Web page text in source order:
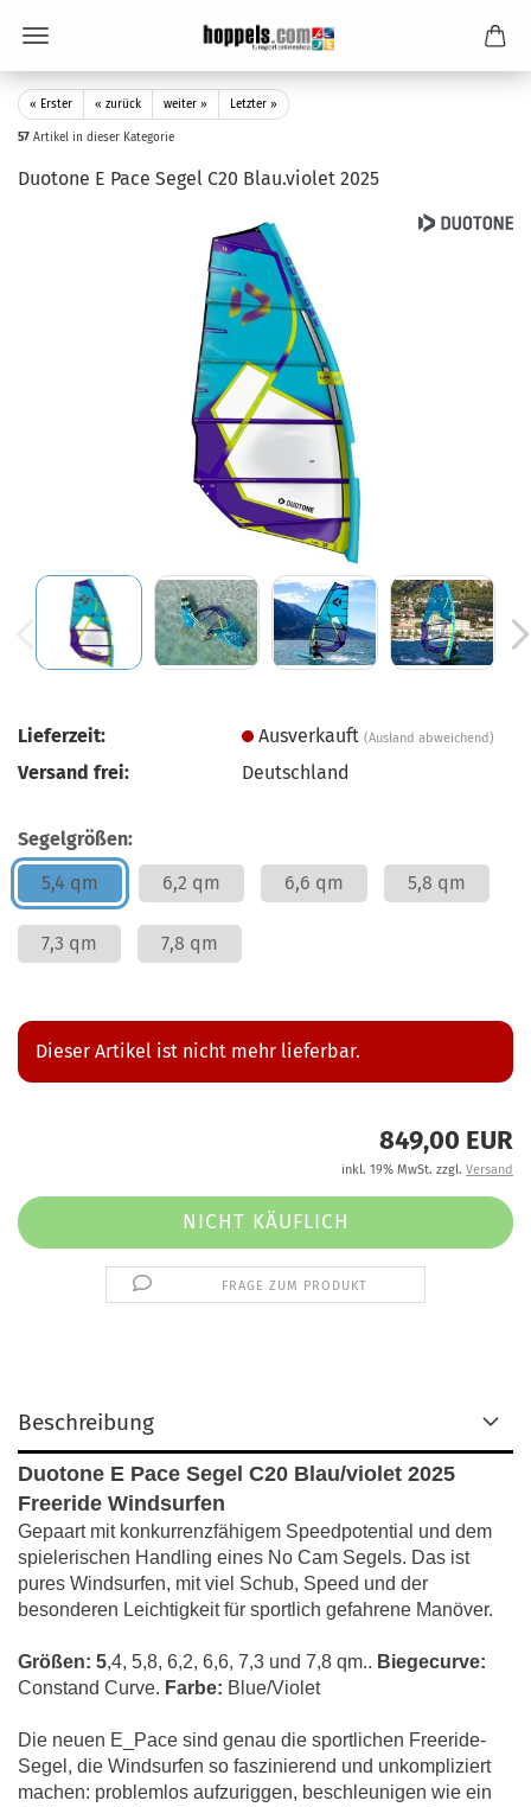
« Erster « zurück weiter » Letzter »
57 Artikel in dieser Kategorie
Duotone E Pace Segel C20 Blau.violet 2025
Lieferzeit: Ausverkauft(Ausland abweichend)
Versand frei: Deutschland
Segelgrößen:
5,4 qm
6,2 qm 6,6 qm 5,8 qm
7,3 qm 7,8 qm
Dieser Artikel ist nicht mehr lieferbar.
849,00 EUR
inkl. 19% MwSt. zzgl. Versand
FRAGE ZUM PRODUKT
Beschreibung
Duotone E Pace Segel C20 Blau/violet 2025
Freeride Windsurfen
Gepaart mit konkurrenzfähigem Speedpotential und dem
spielerischen Handling eines No Cam Segels. Das ist
pures Windsurfen, mit viel Schub, Speed und der
besonderen Leichtigkeit für sportlich gefahrene Manöver.
Größen: 5,4, 5,8, 6,2, 6,6, 7,3 und 7,8 qm.. Biegecurve:
Constand Curve. Farbe: Blue/Violet
Die neuen E_Pace sind genau die sportlichen Freeride-
Segel, die Windsurfen so faszinierend und unkompliziert
machen: problemlos aufzuriggen, beschleunigen wie ein